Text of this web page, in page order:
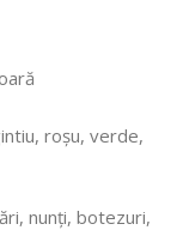
roșu, verde,
nunți, botezuri,